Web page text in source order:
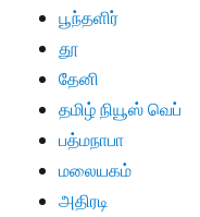
பூந்தளிர்
தூ
தேனி
தமிழ் நியூஸ் வெப்
பத்மநாபா
மலையகம்
அதிரடி